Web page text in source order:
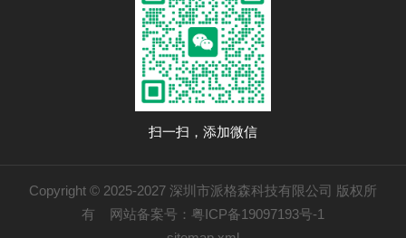
扫一扫，添加微信
Copyright © 2025-2027 深圳市派格森科技有限公司 版权所
有 网站备案号： 粤ICP备19097193号-1